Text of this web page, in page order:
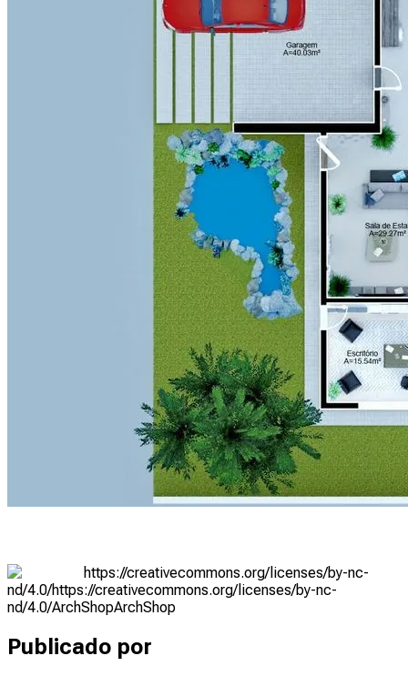
https://creativecommons.org/licenses/by-nc-
nd/4.0/https://creativecommons.org/licenses/by-nc-
nd/4.0/ArchShopArchShop
Publicado por